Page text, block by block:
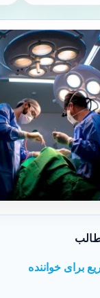
برای خواننده